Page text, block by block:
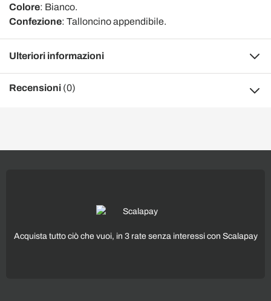
Colore: Bianco.
Confezione: Talloncino appendibile.
Ulteriori informazioni
Recensioni (0)
Acquista tutto ciò che vuoi, in 3 rate senza interessi con Scalapay